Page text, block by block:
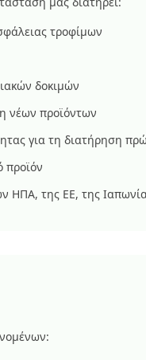
τροφίμων
δοκιμών
νέων προϊόντων
για τη διατήρηση
προϊόν
της ΕΕ, της